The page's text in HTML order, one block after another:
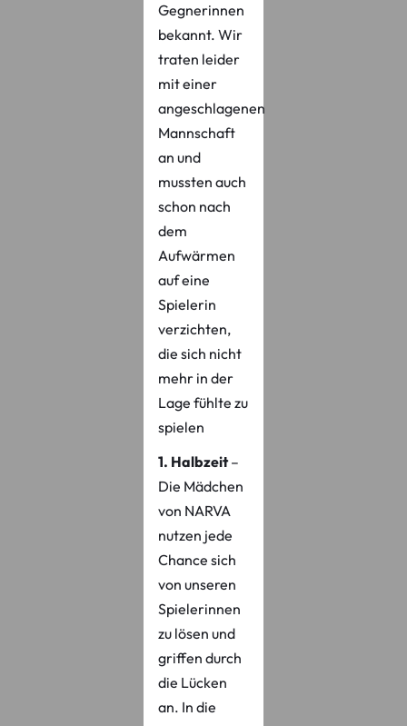
Gegnerinnen
bekannt. Wir
traten leider
mit einer
angeschlagenen
Mannschaft
an und
mussten auch
schon nach
dem
Aufwärmen
auf eine
Spielerin
verzichten,
die sich nicht
mehr in der
Lage fühlte zu
spielen
1. Halbzeit–
Die Mädchen
von NARVA
nutzen jede
Chance sich
von unseren
Spielerinnen
zu lösen und
griffen durch
die Lücken
an. In die